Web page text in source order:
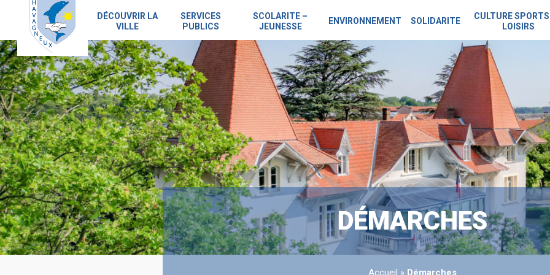
content
DÉCOUVRIR LA
VILLE
SERVICES
PUBLICS
SCOLARITE –
JEUNESSE
ENVIRONNEMENT SOLIDARITE
CULTURE
LOISIRS
DÉMARCHES
Accueil » Démarches